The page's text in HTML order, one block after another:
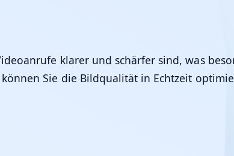
klarer und schärfer sind, was
Sie die Bildqualität in Echtzeit